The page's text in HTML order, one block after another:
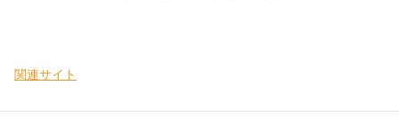
関連サイト